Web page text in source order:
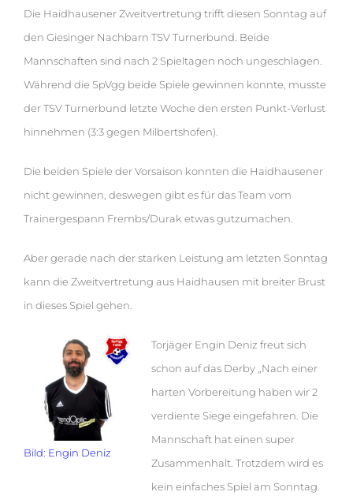
Die Haidhausener Zweitvertretung trifft diesen Sonntag auf
den Giesinger Nachbarn TSV Turnerbund. Beide
Mannschaften sind nach 2 Spieltagen noch ungeschlagen.
Während die SpVgg beide Spiele gewinnen konnte, musste
der TSV Turnerbund letzte Woche den ersten Punkt-Verlust
hinnehmen (3:3 gegen Milbertshofen).
Die beiden Spiele der Vorsaison konnten die Haidhausener
nicht gewinnen, deswegen gibt es für das Team vom
Trainergespann Frembs/Durak etwas gutzumachen.
Aber gerade nach der starken Leistung am letzten Sonntag
kann die Zweitvertretung aus Haidhausen mit breiter Brust
in dieses Spiel gehen.
Bild: Engin Deniz
Torjäger Engin Deniz freut sich
schon auf das Derby „Nach einer
harten Vorbereitung haben wir 2
verdiente Siege eingefahren. Die
Mannschaft hat einen super
Zusammenhalt. Trotzdem wird es
kein einfaches Spiel am Sonntag.